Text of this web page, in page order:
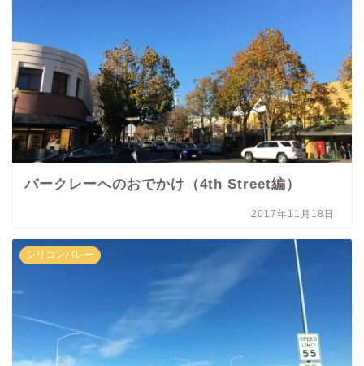
バークレーへのおでかけ（4th Street編）
2017年11月18日
シリコンバレー